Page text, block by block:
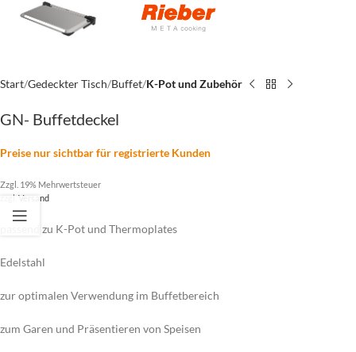
Start Gedeckter Tisch Buffet K-Pot und Zubehör
GN- Buffetdeckel
Preise nur sichtbar für registrierte Kunden
Zzgl. 19% Mehrwertsteuer
zzgl. Versand
passend zu K-Pot und Thermoplates
Edelstahl
zur optimalen Verwendung im Buffetbereich
zum Garen und Präsentieren von Speisen